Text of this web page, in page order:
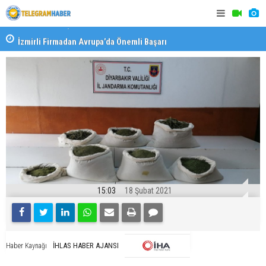
İzmirli Firmadan Avrupa’da Önemli Başarı
Devlet
15:03 18 Şubat 2021
Haber Kaynağı İHLAS HABER AJANSI